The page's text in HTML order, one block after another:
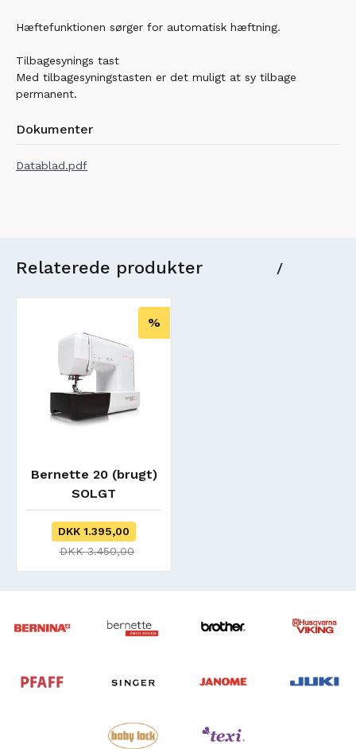
Hæftefunktionen sørger for automatisk hæftning.
Tilbagesynings tast
Med tilbagesyningstasten er det muligt at sy tilbage
permanent.
Dokumenter
Datablad.pdf
Relaterede produkter /
%
Bernette 20 (brugt)
SOLGT
DKK 1.395,00
DKK 3.450,00